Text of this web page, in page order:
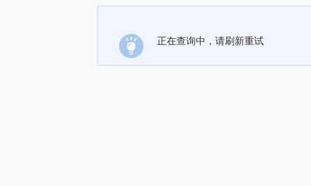
正在查询中，请刷新重试